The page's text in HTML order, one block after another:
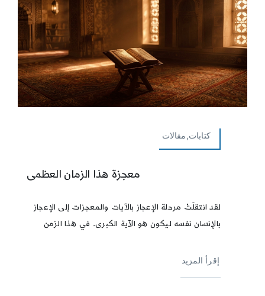
كتابات,مقالات
معجزة هذا الزمان العظمى
لقد انتقلَتْ مرحلة الإعجاز بالآيات والمعجزات إلى الإعجاز
بالإنسان نفسه ليكون هو الآية الكبرى. في هذا الزمن
إقرأ المزيد